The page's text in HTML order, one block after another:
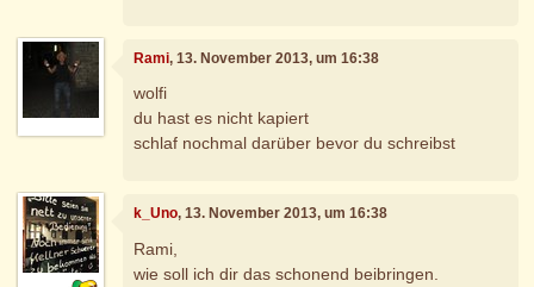
Rami, 13. November 2013, um 16:38
wolfi
du hast es nicht kapiert
schlaf nochmal darüber bevor du schreibst
k_Uno, 13. November 2013, um 16:38
Rami,
wie soll ich dir das schonend beibringen.